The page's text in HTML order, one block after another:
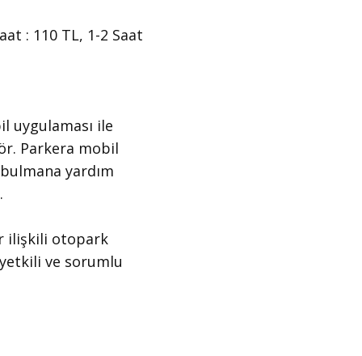
: 110 TL, 1-2 Saat
uygulaması ile
Parkera mobil
yardım
ilişkili otopark
ve sorumlu